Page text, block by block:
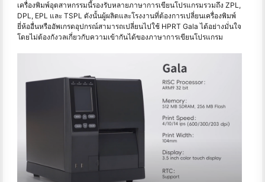
เครื่องพิมพ์อุตสาหกรรมนี้รองรับหลายภาษาการเขียนโปรแกรมรวมถึง ZPL,
DPL, EPL และ TSPL ดังนั้นผู้ผลิตและโรงงานที่ต้องการเปลี่ยนเครื่องพิมพ์
ยี่ห้ออื่นหรืออัพเกรดอุปกรณ์สามารถเปลี่ยนไปใช้ HPRT Gala ได้อย่างมั่นใจ
โดยไม่ต้องกังวลเกี่ยวกับความเข้ากันได้ของภาษาการเขียนโปรแกรม